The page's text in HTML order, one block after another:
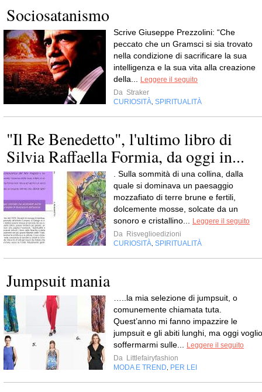
Sociosatanismo
Scrive Giuseppe Prezzolini: “Che
peccato che un Gramsci si sia trovato
nella condizione di sacrificare la sua
intelligenza e la sua vita alla creazione
della...
Leggere il seguito
Da Straker
CURIOSITÀ SPIRITUALITÀ
"Il Re Benedetto", l'ultimo libro di
Silvia Raffaella Formia, da oggi in...
. Sulla sommità di una collina, dalla
quale si dominava un paesaggio
mozzafiato di terre brune e fertili,
dolcemente mosse, solcate da un
sonoro e cristallino...
Leggere il seguito
Da Risveglioedizioni
CURIOSITÀ SPIRITUALITÀ
Jumpsuit mania
…..la mia selezione di jumpsuit, o
comunemente chiamata tuta.
Quest’anno mi fanno impazzire le
jumpsuit e gli abiti lunghi, ma oggi voglio
soffermarmi sulle...
Leggere il seguito
Da Littlefairyfashion
MODA E TREND PER LEI